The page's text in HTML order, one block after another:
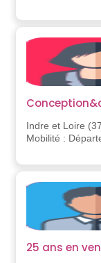
Indre et Loire
Mobilité :
25 ans en